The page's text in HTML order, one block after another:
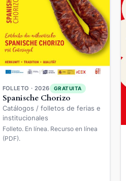
FOLLETO · 2026 GRATUITA
Spanische Chorizo
Catálogos / folletos de ferias e
institucionales
Folleto. En línea. Recurso en línea
(PDF).